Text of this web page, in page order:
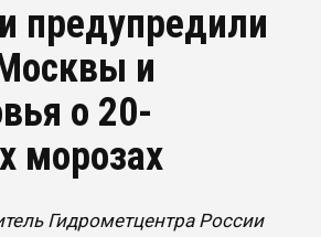
предупредили
и
о 20-
морозах
Гидрометцентра России